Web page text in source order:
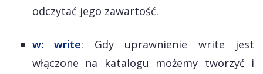
odczytać jego zawartość.
w: write: Gdy uprawnienie write jest
włączone na katalogu możemy tworzyć i